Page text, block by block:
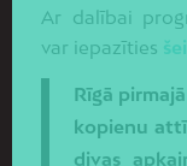
Ar dalībai
var iepazīties
Rīgā
kopienu
divas